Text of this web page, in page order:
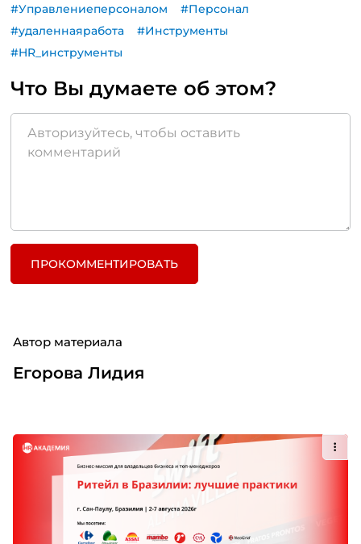
Автор материала
Егорова Лидия
#Управлениеперсоналом
#Персонал
#удаленнаяработа
#Инструменты
#HR_инструменты
Что Вы думаете об этом?
ПРОКОММЕНТИРОВАТЬ